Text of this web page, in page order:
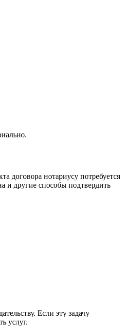
договора нотариусу потребуется
и другие способы подтвердить
Если эту задачу
услуг.